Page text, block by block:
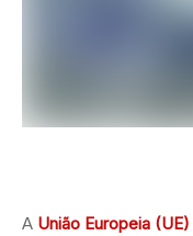
A União Europeia (UE)